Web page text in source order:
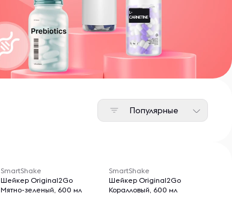
Популярные
SmartShake
Шейкер Original2Go
Мятно-зеленый, 600 мл
SmartShake
Шейкер Original2Go
Коралловый, 600 мл